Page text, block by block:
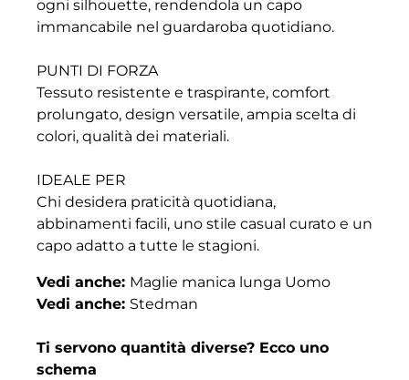
ogni silhouette, rendendola un capo
immancabile nel guardaroba quotidiano.
PUNTI DI FORZA
Tessuto resistente e traspirante, comfort
prolungato, design versatile, ampia scelta di
colori, qualità dei materiali.
IDEALE PER
Chi desidera praticità quotidiana,
abbinamenti facili, uno stile casual curato e un
capo adatto a tutte le stagioni.
Vedi anche: Maglie manica lunga Uomo
Vedi anche: Stedman
Ti servono quantità diverse? Ecco uno
schema